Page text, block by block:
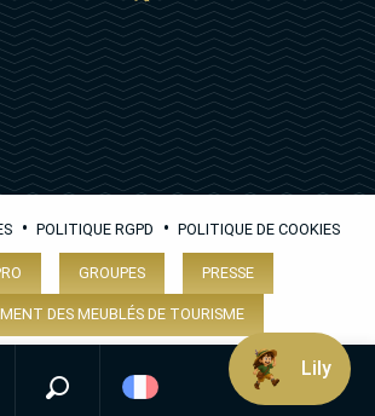
Recherche
• POLITIQUE RGPD • POLITIQUE DE COOKIES
GROUPES PRESSE
DES MEUBLÉS DE TOURISME
Lily